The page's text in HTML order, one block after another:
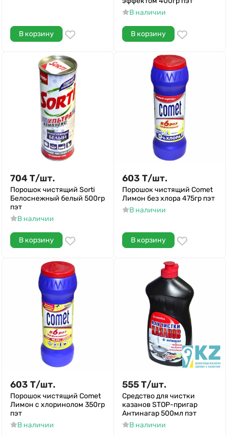
В корзину
В наличии
В корзину
704Т/шт.
Порошок чистящий Sorti
Белоснежный белый 500гр
пэт
В наличии
В корзину
603 Т/шт.
Порошок чистящий Comet
Лимон без хлора 475гр пэт
В наличии
В корзину
603 Т/шт.
Порошок чистящий Comet
Лимон с хлоринолом 350гр
пэт
В наличии
555Т/шт.
Средство для чистки
казанов STOP-пригар
Антинагар 500мл пэт
В наличии